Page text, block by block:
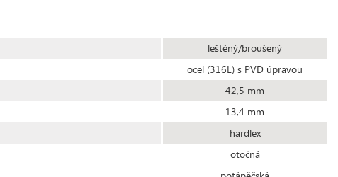
leštěný/broušený
ocel (316L) s PVD úpravou
42,5 mm
13,4 mm
hardlex
otočná